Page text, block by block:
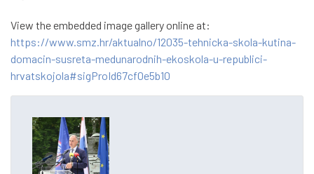
View the embedded image gallery online at:
https://www.smz.hr/aktualno/12035-tehnicka-skola-kutina-
domacin-susreta-medunarodnih-ekoskola-u-republici-
hrvatskojola#sigProId67cf0e5b10